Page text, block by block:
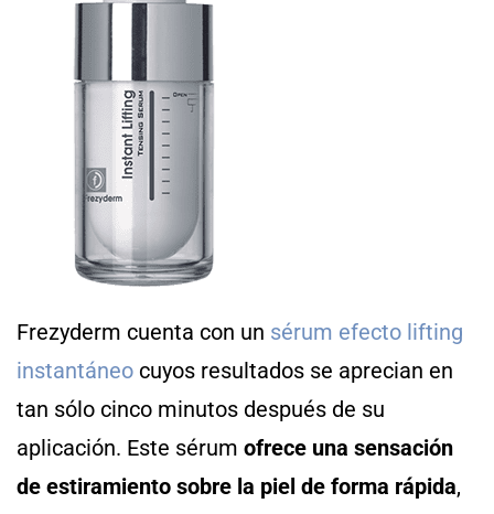
Frezyderm cuenta con un sérum efecto lifting
instantáneo cuyos resultados se aprecian en
tan sólo cinco minutos después de su
aplicación. Este sérum ofrece una sensación
de estiramiento sobre la piel de forma rápida,